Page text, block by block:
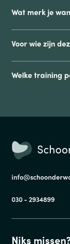
Wat merk je
Voor wie zijn
Welke training
030 - 2934899
Niks